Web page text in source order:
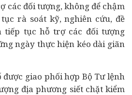
các đối tượng, không để chậm
rà soát kỹ, nghiên cứu, đề
tiếp tục hỗ trợ các đối tượng
ngày thực hiện kéo dài giãn
được giao phối hợp Bộ Tư lệnh
địa phương siết chặt kiểm